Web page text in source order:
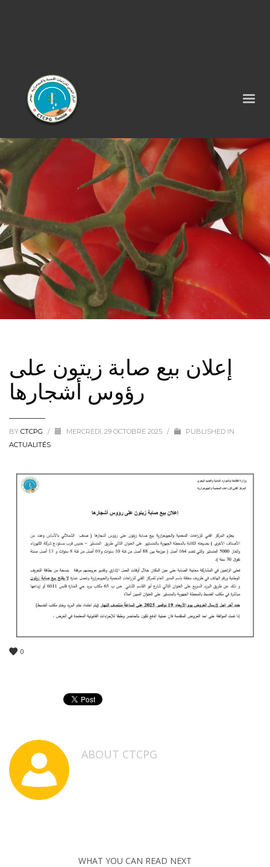
إعلان بيع صابة زيتون على
رؤوس أشجارها
BY CTCPG / MERCREDI, 29 OCTOBRE 2025 /
PUBLISHED IN
ACTUALITÉS
0
ABOUT CTCPG
WHAT YOU CAN READ NEXT